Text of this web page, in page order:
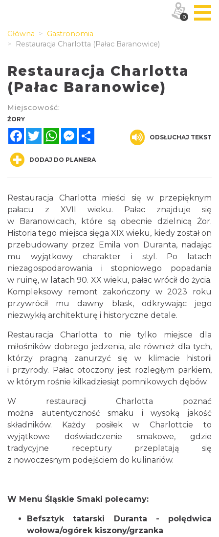
Główna
Gastronomia
Restauracja Charlotta (Pałac Baranowice)
Restauracja Charlotta
(Pałac Baranowice)
Miejscowość:
ŻORY
FacebookTwitterWhatsAppMessenger
ODSŁUCHAJ TEKST
DODAJ DO PLANERA
Restauracja Charlotta mieści się w przepięknym
pałacu z XVII wieku. Pałac znajduje się
w Baranowicach, które są obecnie dzielnicą Żor.
Historia tego miejsca sięga XIX wieku, kiedy został on
przebudowany przez Emila von Duranta, nadając
mu wyjątkowy charakter i styl. Po latach
niezagospodarowania i stopniowego popadania
w ruinę, w latach 90. XX wieku, pałac wrócił do życia.
Kompleksowy remont zakończony w 2023 roku
przywrócił mu dawny blask, odkrywając jego
niezwykłą architekturę i historyczne detale.
Restauracja Charlotta to nie tylko miejsce dla
miłośników dobrego jedzenia, ale również dla tych,
którzy pragną zanurzyć się w klimacie historii
i przyrody. Pałac otoczony jest rozległym parkiem,
w którym rośnie kilkadziesiąt pomnikowych dębów.
W restauracji Charlotta poznać
można autentyczność smaku i wysoką jakość
składników. Każdy posiłek w Charlottcie to
wyjątkowe doświadczenie smakowe, gdzie
tradycyjne receptury przeplatają się
z nowoczesnym podejściem do kulinariów.
W Menu Śląskie Smaki polecamy:
Befsztyk tatarski Duranta - polędwica
wołowa/ogórek kiszony/grzanka
0